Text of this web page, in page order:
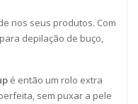
nos seus produtos. Com
depilação de buço,
é então um rolo extra
sem puxar a pele